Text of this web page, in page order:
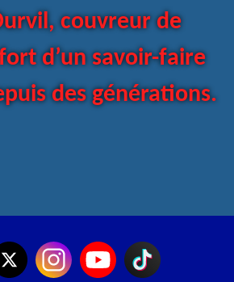
couvreur de
d’un savoir-faire
des générations.